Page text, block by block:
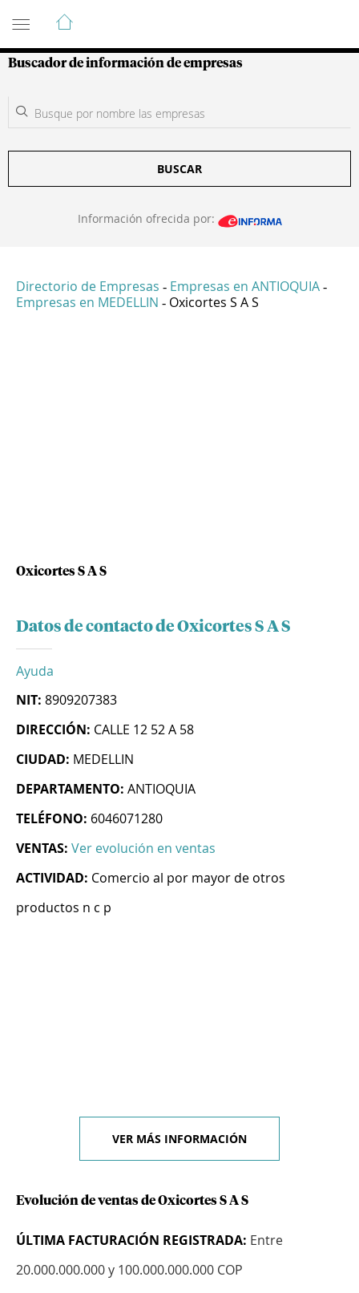
Guía de Empresas Colombianas
Buscador de información de empresas
BUSCAR
Información ofrecida por:
Directorio de Empresas - Empresas en ANTIOQUIA -
Empresas en MEDELLIN - Oxicortes S A S
Oxicortes S A S
Datos de contacto de Oxicortes S A S
Ayuda
NIT: 8909207383
DIRECCIÓN: CALLE 12 52 A 58
CIUDAD: MEDELLIN
DEPARTAMENTO: ANTIOQUIA
TELÉFONO: 6046071280
VENTAS: Ver evolución en ventas
ACTIVIDAD: Comercio al por mayor de otros
productos n c p
VER MÁS INFORMACIÓN
Evolución de ventas de Oxicortes S A S
ÚLTIMA FACTURACIÓN REGISTRADA: Entre
20.000.000.000 y 100.000.000.000 COP